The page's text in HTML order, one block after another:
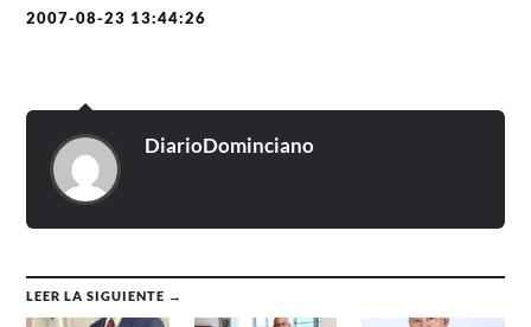
2007-08-23 13:44:26
DiarioDominciano
LEER LA SIGUIENTE →